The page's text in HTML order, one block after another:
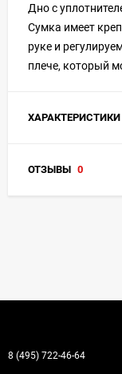
Дно с
Сумка имеет
руке и
плече, который
ХАРАКТЕРИСТИКИ
ОТЗЫВЫ 0
8 (495) 722-46-64